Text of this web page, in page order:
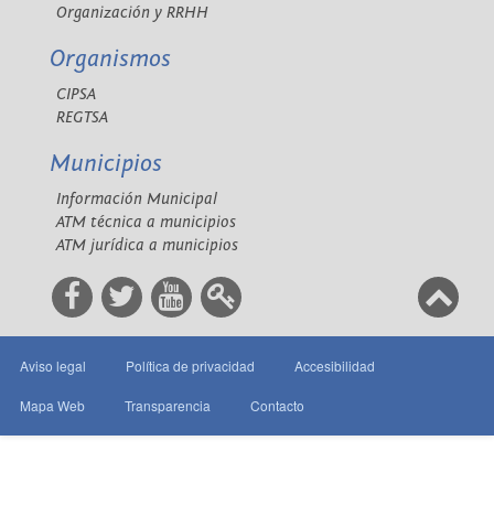
Organización y RRHH
Organismos
CIPSA
REGTSA
Municipios
Información Municipal
ATM técnica a municipios
ATM jurídica a municipios
Aviso legal Política de privacidad Accesibilidad
Mapa Web Transparencia Contacto